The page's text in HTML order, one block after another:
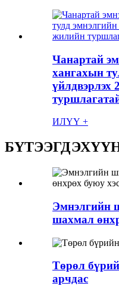
Чанартай
хангахын
үйлдвэрлэх
ИЛҮҮ +
Эмнэлгийн
шахмал
Төрөл
арчдас